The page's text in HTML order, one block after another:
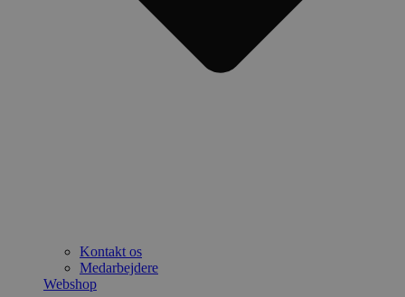
Kontakt os
Medarbejdere
Webshop